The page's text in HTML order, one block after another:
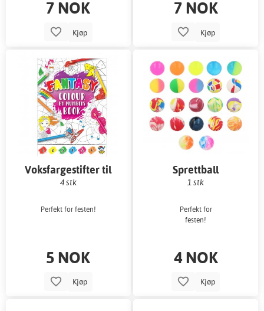
7 NOK
Kjøp
7 NOK
Kjøp
Voksfargestifter til
fiskedam
4 stk
Perfekt for festen!
5 NOK
Kjøp
Sprettball
1 stk
Perfekt for
festen!
4 NOK
Kjøp